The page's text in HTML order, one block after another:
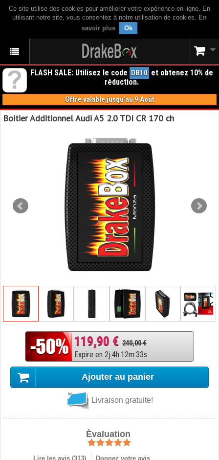
Ce site utilise des cookies pour améliorer votre expérience en ligne. En
utilisant notre site, vous consentez à notre utilisation de cookies. En
savoir plus. Ok
FLASH SALE: Utilisez le code DB10 et obtenez 10% de
réduction.
Offre valable jusqu'au 9 Août
Boitier Additionnel Audi A5 2.0 TDI CR 170 ch
119,90 € 240,00 €
Expire en 2j:4h:12m:32s
Ajouter au panier
Livraison gratuite!
Èvaluation
Lire les avis (313) Donnez votre avis